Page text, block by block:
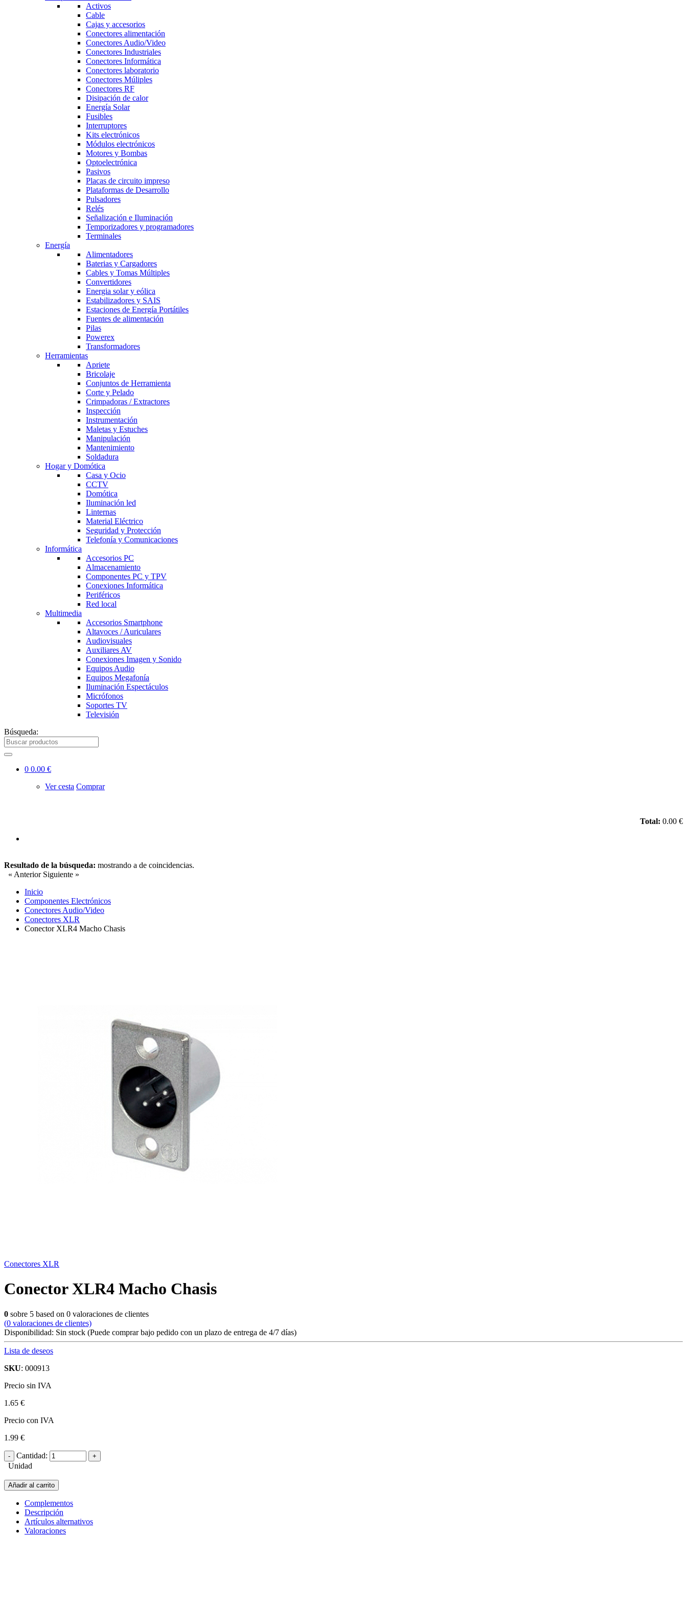
Activos
Cable
Cajas y accesorios
Conectores alimentación
Conectores Audio/Video
Conectores Industriales
Conectores Informática
Conectores laboratorio
Conectores Múliples
Conectores RF
Disipación de calor
Energía Solar
Fusibles
Interruptores
Kits electrónicos
Módulos electrónicos
Motores y Bombas
Optoelectrónica
Pasivos
Placas de circuito impreso
Plataformas de Desarrollo
Pulsadores
Relés
Señalización e Iluminación
Temporizadores y programadores
Terminales
Energía
Alimentadores
Baterias y Cargadores
Cables y Tomas Múltiples
Convertidores
Energia solar y eólica
Estabilizadores y SAIS
Estaciones de Energía Portátiles
Fuentes de alimentación
Pilas
Powerex
Transformadores
Herramientas
Apriete
Bricolaje
Conjuntos de Herramienta
Corte y Pelado
Crimpadoras / Extractores
Inspección
Instrumentación
Maletas y Estuches
Manipulación
Mantenimiento
Soldadura
Hogar y Domótica
Casa y Ocio
CCTV
Domótica
Iluminación led
Linternas
Material Eléctrico
Seguridad y Protección
Telefonía y Comunicaciones
Informática
Accesorios PC
Almacenamiento
Componentes PC y TPV
Conexiones Informática
Periféricos
Red local
Multimedia
Accesorios Smartphone
Altavoces / Auriculares
Audiovisuales
Auxiliares AV
Conexiones Imagen y Sonido
Equipos Audio
Equipos Megafonía
Iluminación Espectáculos
Micrófonos
Soportes TV
Televisión
Búsqueda:
0 0.00 €
Ver cesta Comprar
Total: 0.00 €
Resultado de la búsqueda: mostrando a de coincidencias.
« Anterior Siguiente »
Inicio
Componentes Electrónicos
Conectores Audio/Video
Conectores XLR
Conector XLR4 Macho Chasis
Conectores XLR
Conector XLR4 Macho Chasis
0 sobre 5 based on 0 valoraciones de clientes
(0 valoraciones de clientes)
Disponibilidad: Sin stock (Puede comprar bajo pedido con un plazo de entrega de 4/7 días)
Lista de deseos
SKU: 000913
Precio sin IVA
1.65 €
Precio con IVA
1.99 €
Cantidad:
Unidad
Añadir al carrito
Complementos
Descripción
Artículos alternativos
Valoraciones